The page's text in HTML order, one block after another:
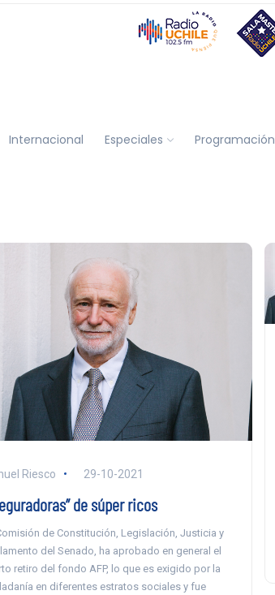
Internacional Especiales Programación
Riesco 29-10-2021
de súper ricos
de Constitución, Legislación, Justicia y
del Senado, ha aprobado en general el
retiro del fondo AFP, lo que es exigido por la
en diferentes estratos sociales y fue